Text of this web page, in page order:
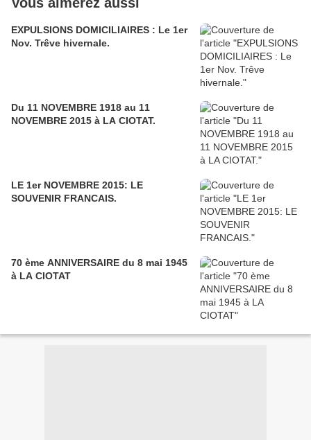
EXPULSIONS DOMICILIAIRES : Le 1er
Nov. Trêve hivernale.
Du 11 NOVEMBRE 1918 au 11
NOVEMBRE 2015 à LA CIOTAT.
LE 1er NOVEMBRE 2015: LE
SOUVENIR FRANCAIS.
70 ème ANNIVERSAIRE du 8 mai 1945
à LA CIOTAT